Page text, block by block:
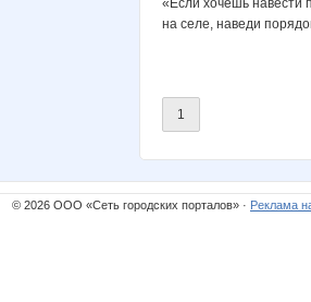
«Если хочешь навести
на селе, наведи
1
© 2026 ООО «Сеть городских порталов» · Реклама